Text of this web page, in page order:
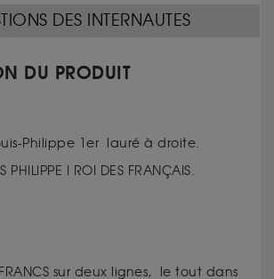
DES INTERNAUTES
DU PRODUIT
Philippe 1er lauré à droite.
I ROI DES FRANÇAIS.
sur deux lignes, le tout dans